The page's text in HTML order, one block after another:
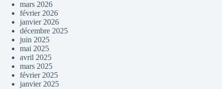
mars 2026
février 2026
janvier 2026
décembre 2025
juin 2025
mai 2025
avril 2025
mars 2025
février 2025
janvier 2025